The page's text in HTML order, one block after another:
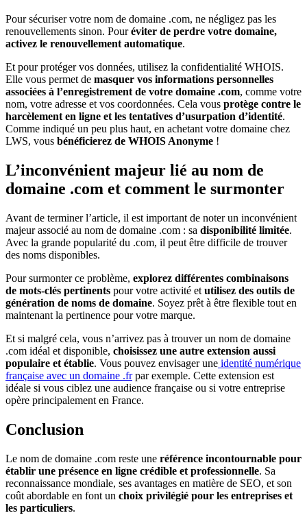
Pour sécuriser votre nom de domaine .com, ne négligez pas les
renouvellements sinon. Pouréviter de perdre votre domaine,
activez le renouvellement automatique.
Et pour protéger vos données, utilisez la confidentialité WHOIS.
Elle vous permet de masquer vos informations personnelles
associées à l’enregistrement de votre domaine .com, comme votre
nom, votre adresse et vos coordonnées. Cela vous protège contre le
harcèlement en ligne et les tentatives d’usurpation d’identité.
Comme indiqué un peu plus haut, en achetant votre domaine chez
LWS, vous bénéficierez de WHOIS Anonyme !
L’inconvénient majeur lié au nom de
domaine .com et comment le surmonter
Avant de terminer l’article, il est important de noter un inconvénient
majeur associé au nom de domaine .com : sa disponibilité limitée.
Avec la grande popularité du .com, il peut être difficile de trouver
des noms disponibles.
Pour surmonter ce problème, explorez différentes combinaisons
de mots-clés pertinents pour votre activité et utilisez des outils de
génération de noms de domaine. Soyez prêt à être flexible tout en
maintenant la pertinence pour votre marque.
Et si malgré cela, vous n’arrivez pas à trouver un nom de domaine
.com idéal et disponible, choisissez une autre extension aussi
populaire et établie. Vous pouvez envisager une identité numérique
française avec un domaine .frpar exemple. Cette extension est
idéale si vous ciblez une audience française ou si votre entreprise
opère principalement en France.
Conclusion
Le nom de domaine .com reste une référence incontournable pour
établir une présence en ligne crédible et professionnelle. Sa
reconnaissance mondiale, ses avantages en matière de SEO, et son
coût abordable en font un choix privilégié pour les entreprises et
les particuliers.